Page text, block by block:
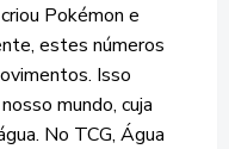
Pokémon e
estes números
. Isso
mundo, cuja
No TCG, Água